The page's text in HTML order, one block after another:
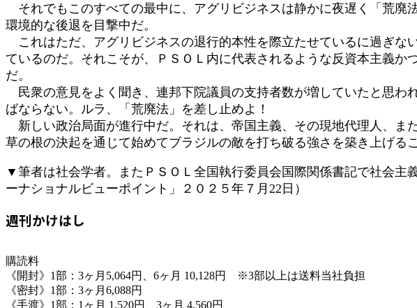
それでもこのすべての最中に、アグリビジネスは静かに夜遅く「荒廃
環境的な後退を目撃中だ。
これはただ、アグリビジネスの退行的本性を際立たせているに過ぎな
ているのだ。それこそが、ＰＳＯＬ内に代表されるような反資本主義か
だ。
民衆の意見をよく聞き、連邦下院議員の支持者数が増していたと思わ
ばならない。ルラ、「荒廃法」を差し止めよ！
新しい政治局面が進行中だ。それは、帝国主義、その現地代理人、ま
草の根の決起を通じて始めてブラジルの敵を打ち破る強さを築き上げる
▼筆者は社会学者。またＰＳＯＬ全国執行委員会国際関係書記で社会主
ーナショナルビューポイント」２０２５年７月22日）
週刊かけはし
購読料
《開封》1部：3ヶ月5,064円、6ヶ月 10,128円 ※3部以上は送料当社負担
《密封》1部：3ヶ月6,088円
《手渡》1部：1ヶ月 1,520円、3ヶ月 4,560円